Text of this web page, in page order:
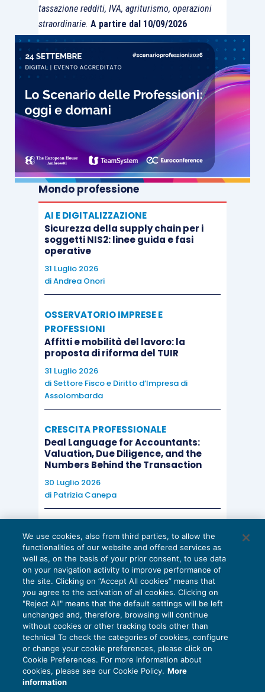
tassazione redditi, IVA, agriturismo, operazioni
straordinarie. A partire dal 10/09/2026
Mondo professione
AI E DIGITALIZZAZIONE
Sicurezza della supply chain per i
soggetti NIS2: linee guida e fasi
operative
31 Luglio 2026
diAndrea Onori
OSSERVATORIO IMPRESE E
PROFESSIONI
Affitti e mobilità del lavoro: la
proposta di riforma del TUIR
31 Luglio 2026
di Settore Fisco e Diritto d’Impresa di
Assolombarda
CRESCITA PROFESSIONALE
Deal Language for Accountants:
Valuation, Due Diligence, and the
Numbers Behind the Transaction
30 Luglio 2026
di Patrizia Canepa
EU AI Act e studi professionali: le
scadenze concrete
27 Luglio 2026
di Diego BarberieStefano Dovier
Privacy Policy
Cookie Policy
We use cookies, also from third parties, to allow the
functionalities of our website and offered services as
well as, on the basis of your prior consent, to use data
on your navigation activity to improve performance of
the site. Clicking on “Accept All cookies” means that
you agree to the activation of all cookies. Clicking on
"Reject All" means that the default settings will be left
unchanged and, therefore, browsing will continue
without cookies or other tracking tools other than
technical To check the categories of cookies, configure
or change your cookie preferences, please click on
Cookie Preferences. For more information about
cookies, please see our Cookie Policy. More
information